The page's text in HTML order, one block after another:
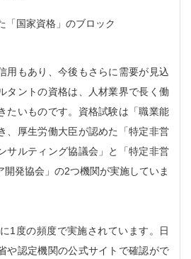
用もあり、今後もさらに需要が見込
タントの資格は、人材業界で長く働
たいものです。資格試験は「職業能
、厚生労働大臣が認めた「特定非営
サルティング協議会」と「特定非営
発協会」の2つ機関が実施していま
1度の頻度で実施されています。日
や認定機関の公式サイトで確認がで